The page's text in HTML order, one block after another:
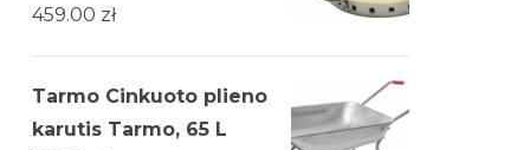
459.00 zł
Tarmo Cinkuoto plieno
karutis Tarmo, 65 L